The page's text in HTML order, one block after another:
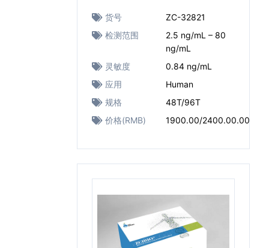
货号
ZC-32821
检测范围
2.5 ng/mL – 80
ng/mL
灵敏度
0.84 ng/mL
应用
Human
规格
48T/96T
价格(RMB)
1900.00/2400.00.00